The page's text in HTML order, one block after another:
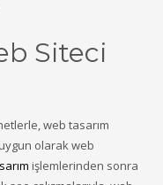
Siteci
web tasarım
olarak web
işlemlerinden sonra